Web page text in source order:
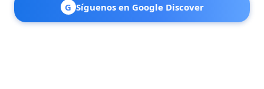
G Síguenos en Google Discover